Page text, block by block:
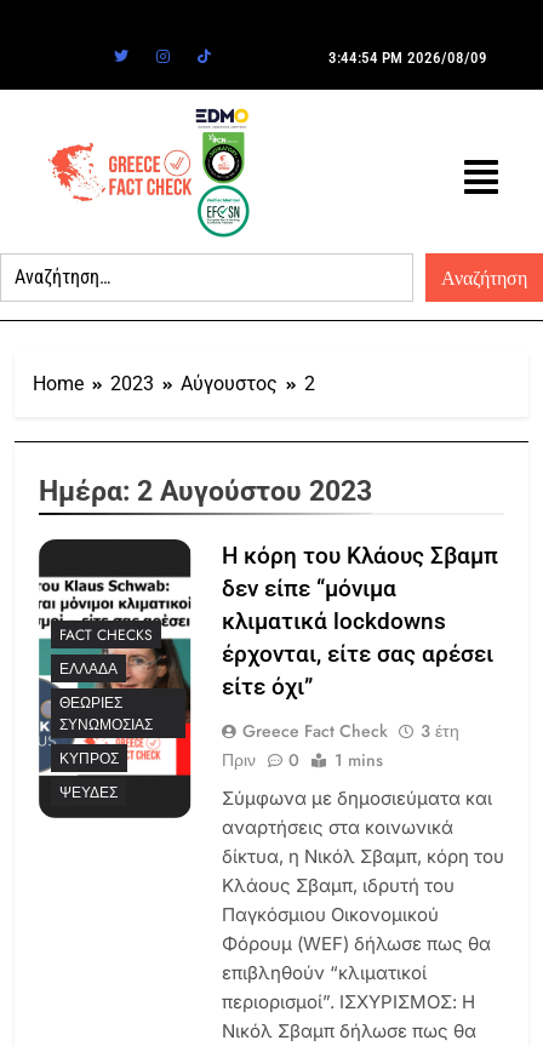
3:44:54 PM 2026/08/09
Home 2023 Αύγουστος 2
Ημέρα: 2 Αυγούστου 2023
FACT CHECKS
ΕΛΛΆΔΑ
ΘΕΩΡΊΕΣ
ΣΥΝΩΜΟΣΊΑΣ
ΚΎΠΡΟΣ
ΨΕΥΔΈΣ
Η κόρη του Κλάους Σβαμπ
δεν είπε “μόνιμα
κλιματικά lockdowns
έρχονται, είτε σας αρέσει
είτε όχι”
Greece Fact Check
3 έτη
Πριν
0 1 mins
Σύμφωνα με δημοσιεύματα και
αναρτήσεις στα κοινωνικά
δίκτυα, η Νικόλ Σβαμπ, κόρη του
Κλάους Σβαμπ, ιδρυτή του
Παγκόσμιου Οικονομικού
Φόρουμ (WEF) δήλωσε πως θα
επιβληθούν “κλιματικοί
περιορισμοί”. ΙΣΧΥΡΙΣΜΟΣ: Η
Νικόλ Σβαμπ δήλωσε πως θα